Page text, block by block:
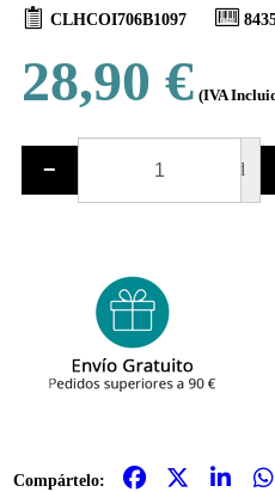
CLHCOI706B1097
28,90 € (IVA
− ud
Compártelo: